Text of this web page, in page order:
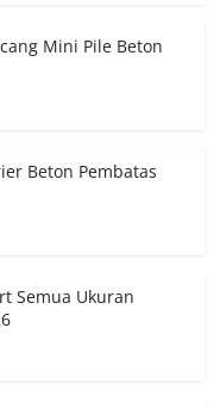
Mini Pile Beton
Beton Pembatas
Semua Ukuran